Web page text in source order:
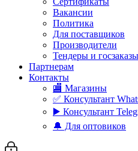
Вакансии
Политика
Для поставщиков
Производители
Тендеры и госзаказы
Партнерам
Контакты
🏬 Магазины
✅️ Консультант
▶️ Консультант
🔔 Для оптовиков